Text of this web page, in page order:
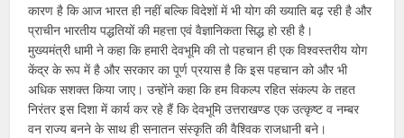
कारण है कि आज भारत ही नहीं बल्कि विदेशों में भी योग की ख्याति बढ़ रही है और
प्राचीन भारतीय पद्धतियों की महत्ता एवं वैज्ञानिकता सिद्ध हो रही है।
मुख्यमंत्री धामी ने कहा कि हमारी देवभूमि की तो पहचान ही एक विश्वस्तरीय योग
केंद्र के रूप में है और सरकार का पूर्ण प्रयास है कि इस पहचान को और भी
अधिक सशक्त किया जाए। उन्होंने कहा कि हम विकल्प रहित संकल्प के तहत
निरंतर इस दिशा में कार्य कर रहे हैं कि देवभूमि उत्तराखण्ड एक उत्कृष्ट व नम्बर
वन राज्य बनने के साथ ही सनातन संस्कृति की वैश्विक राजधानी बने।